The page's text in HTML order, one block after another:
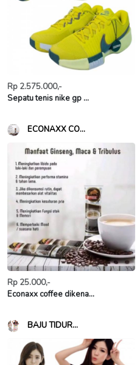
Rp 2.575.000,-
Sepatu tenis nike gp ...
ECONAXX CO...
Rp 25.000,-
Econaxx coffee dikena...
BAJU TIDUR...